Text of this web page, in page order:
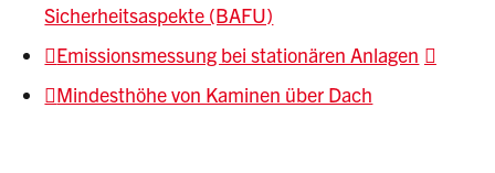
Sicherheitsaspekte (BAFU)
Emissionsmessung bei stationären Anlagen
Mindesthöhe von Kaminen über Dach